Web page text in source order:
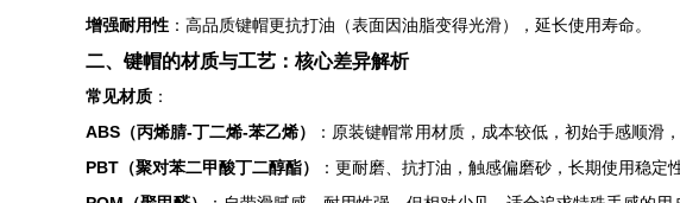
增强耐用性 ：高品质键帽更抗打油（表面因油脂变得光滑），延长使用寿命。
二、键帽的材质与工艺：核心差异解析
常见材质 ：
ABS（丙烯腈-丁二烯-苯乙烯）
：原装键帽常用材质，成本较低，初始手感顺滑
PBT（聚对苯二甲酸丁二醇酯）
：更耐磨、抗打油，触感偏磨砂，长期使用稳定